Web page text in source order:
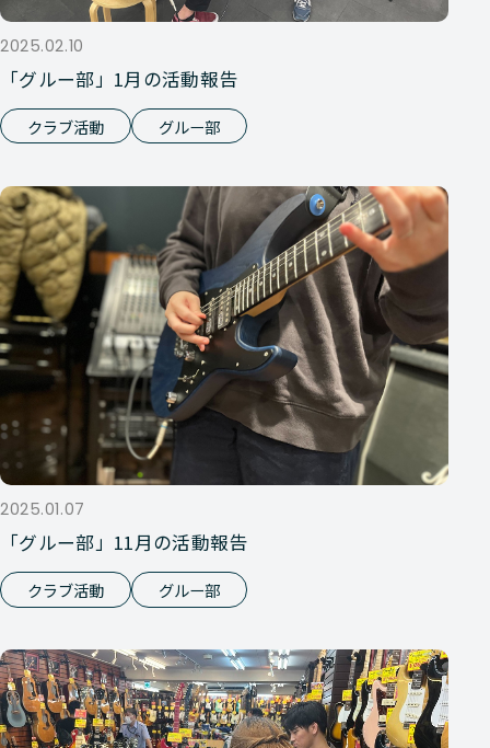
2025.02.10
「グルー部」1月の活動報告
クラブ活動 グルー部
2025.01.07
「グルー部」11月の活動報告
クラブ活動 グルー部